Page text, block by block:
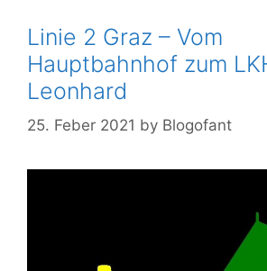
Linie 2 Graz – Vom
Hauptbahnhof zum
Leonhard
25. Feber 2021 by Blogofant